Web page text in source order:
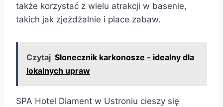
także korzystać z wielu atrakcji w basenie,
takich jak zjeżdżalnie i place zabaw.
Czytaj Słonecznik karkonosze - idealny dla
lokalnych upraw
SPA Hotel Diament w Ustroniu cieszy się